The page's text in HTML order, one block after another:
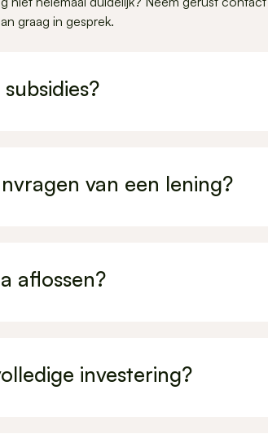
graag in gesprek.
van een lening?
aflossen?
investering?